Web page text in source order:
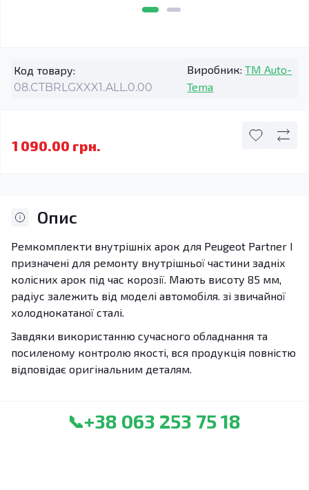
Код товару:
08.CTBRLGXXX1.ALL.0.00
Виробник: TM Auto-
Tema
1 090.00 грн.
Опис
Ремкомплекти внутрішніх арок для Peugeot Partner I
призначені для ремонту внутрішньої частини задніх
колісних арок під час корозії. Мають висоту 85 мм,
радіус залежить від моделі автомобіля. зі звичайної
холоднокатаної сталі.
Завдяки використанню сучасного обладнання та
посиленому контролю якості, вся продукція повністю
відповідає оригінальним деталям.
📞+38 063 253 75 18